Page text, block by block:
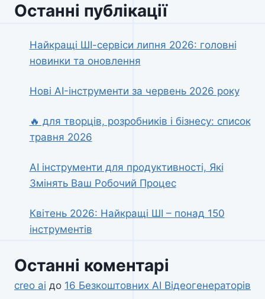
Останні публікації
Найкращі ШІ-сервіси липня 2026: головні
новинки та оновлення
Нові AI-інструменти за червень 2026 року
🔥 для творців, розробників і бізнесу: список
травня 2026
AI інструменти для продуктивності, Які
Змінять Ваш Робочий Процес
Квітень 2026: Найкращі ШІ – понад 150
інструментів
Останні коментарі
creo ai до 16 Безкоштовних AI Відеогенераторів